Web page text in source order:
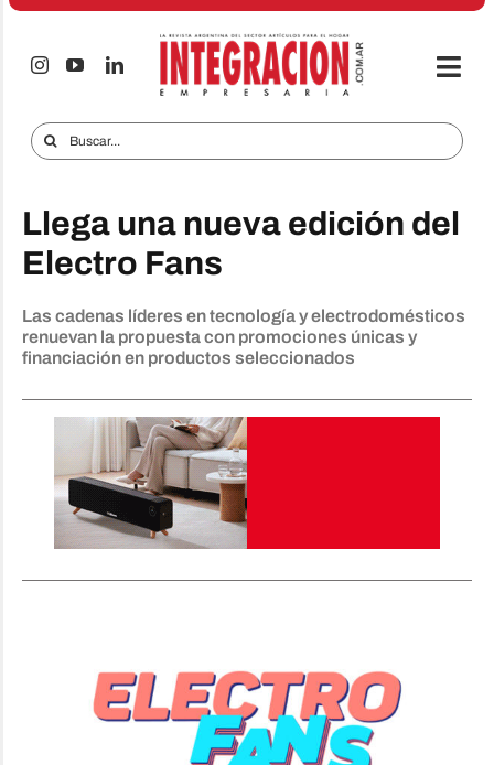
Saltar
Audio & TV
iTECNO
Celulares
Informes Especiales
Anuncie
Contacto
Buscar:
Llega una nueva edición del
Electro Fans
Las cadenas líderes en tecnología y electrodomésticos
renuevan la propuesta con promociones únicas y
financiación en productos seleccionados